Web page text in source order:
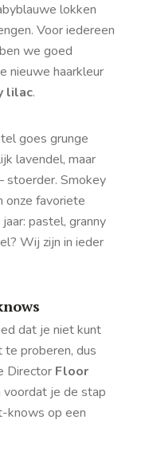
lokken
Voor iedereen
we goed
nieuwe haarkleur
lilac.
goes grunge
lavendel, maar
stoerder. Smokey
onze favoriete
pastel, granny
Wij zijn in ieder
dat je niet kunt
te proberen, dus
Director Floor
je de stap
knows op een